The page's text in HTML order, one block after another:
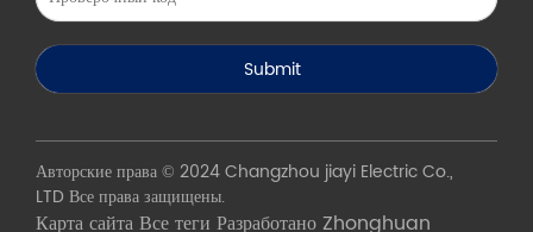
Авторские права © 2024 Changzhou jiayi Electric Co.,
LTD Все права защищены.
Карта сайтаВсе теги Разработано Zhonghuan